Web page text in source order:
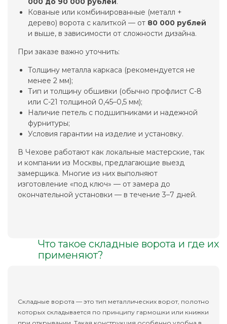
Кованые или комбинированные (металл +
дерево) ворота с калиткой — от 80 000 рублей
и выше, в зависимости от сложности дизайна.
При заказе важно уточнить:
Толщину металла каркаса (рекомендуется не
менее 2 мм);
Тип и толщину обшивки (обычно профлист С-8
или С-21 толщиной 0,45–0,5 мм);
Наличие петель с подшипниками и надежной
фурнитуры;
Условия гарантии на изделие и установку.
В Чехове работают как локальные мастерские, так
и компании из Москвы, предлагающие выезд
замерщика. Многие из них выполняют
изготовление «под ключ» — от замера до
окончательной установки — в течение 3–7 дней.
Что такое складные ворота и где их
применяют?
Складные ворота — это тип металлических ворот, полотно
которых складывается по принципу гармошки или книжки